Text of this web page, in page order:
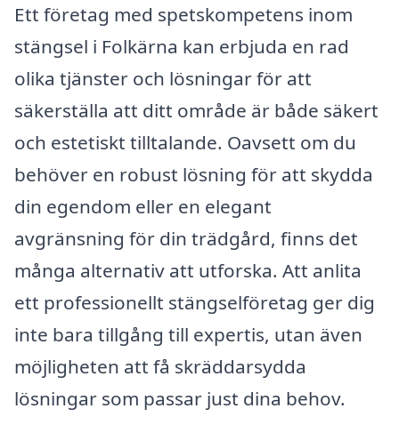
Ett företag med spetskompetens inom
stängsel i Folkärna kan erbjuda en rad
olika tjänster och lösningar för att
säkerställa att ditt område är både säkert
och estetiskt tilltalande. Oavsett om du
behöver en robust lösning för att skydda
din egendom eller en elegant
avgränsning för din trädgård, finns det
många alternativ att utforska. Att anlita
ett professionellt stängselföretag ger dig
inte bara tillgång till expertis, utan även
möjligheten att få skräddarsydda
lösningar som passar just dina behov.